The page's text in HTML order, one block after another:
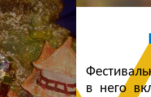
в него